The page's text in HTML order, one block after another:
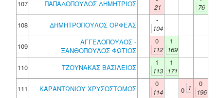
107
ΠΑΠΑΔΟΠΟΥΛΟΣ ΔΗΜΗΤΡΙΟΣ
21
76
108
ΔΗΜΗΤΡΟΠΟΥΛΟΣ ΟΡΦΕΑΣ
-
104
109
ΑΓΓΕΛΟΠΟΥΛΟΣ -
ΞΑΝΘΟΠΟΥΛΟΣ ΦΩΤΙΟΣ
0
112
1
169
110
ΤΖΟΥΝΑΚΑΣ ΒΑΣΙΛΕΙΟΣ
1
113
1
171
111
ΚΑΡΑΝΤΩΝΙΟΥ ΧΡΥΣΟΣΤΟΜΟΣ
0
114
0 1
0
196